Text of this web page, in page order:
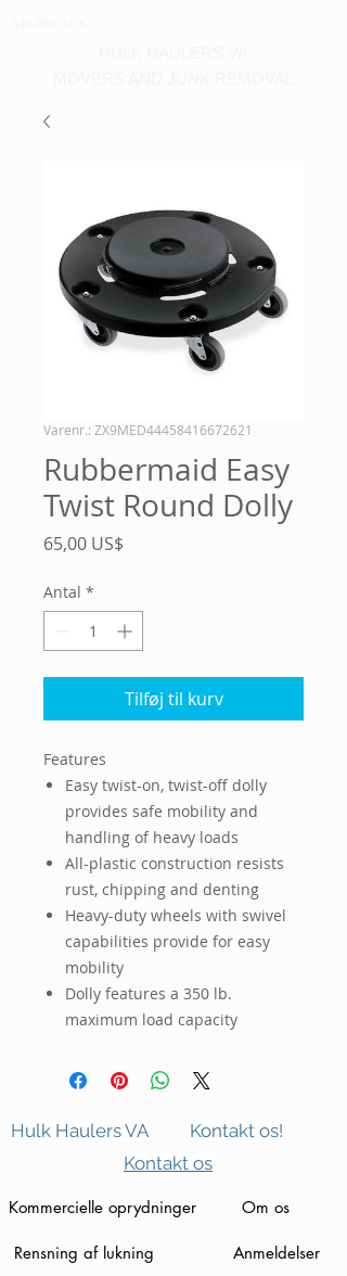
Varenr.: ZX9MED44458416672621
Rubbermaid Easy
Twist Round Dolly
65,00 US$
Antal *
Tilføj til kurv
Features
Easy twist-on, twist-off dolly
provides safe mobility and
handling of heavy loads
All-plastic construction resists
rust, chipping and denting
Heavy-duty wheels with swivel
capabilities provide for easy
mobility
Dolly features a 350 lb.
maximum load capacity
Hulk Haulers VA
Kontakt os!
Kontakt os
Kommercielle oprydninger
Rensning af lukning
Om os
Anmeldelser